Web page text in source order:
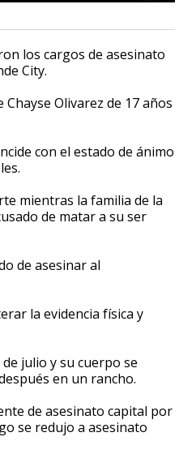
los cargos de asesinato
City.
Olivarez de 17 años
con el estado de ánimo
mientras la familia de la
de matar a su ser
de asesinar al
la evidencia física y
julio y su cuerpo se
en un rancho.
de asesinato capital por
se redujo a asesinato